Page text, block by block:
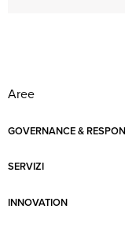
Aree
GOVERNANCE &
SERVIZI
INNOVATION